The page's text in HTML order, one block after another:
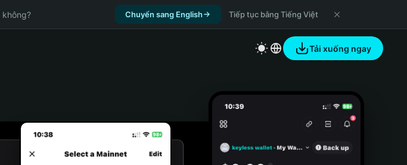
không? Chuyển sang English Tiếp tục bằng Tiếng Việt
Tải xuống ngay